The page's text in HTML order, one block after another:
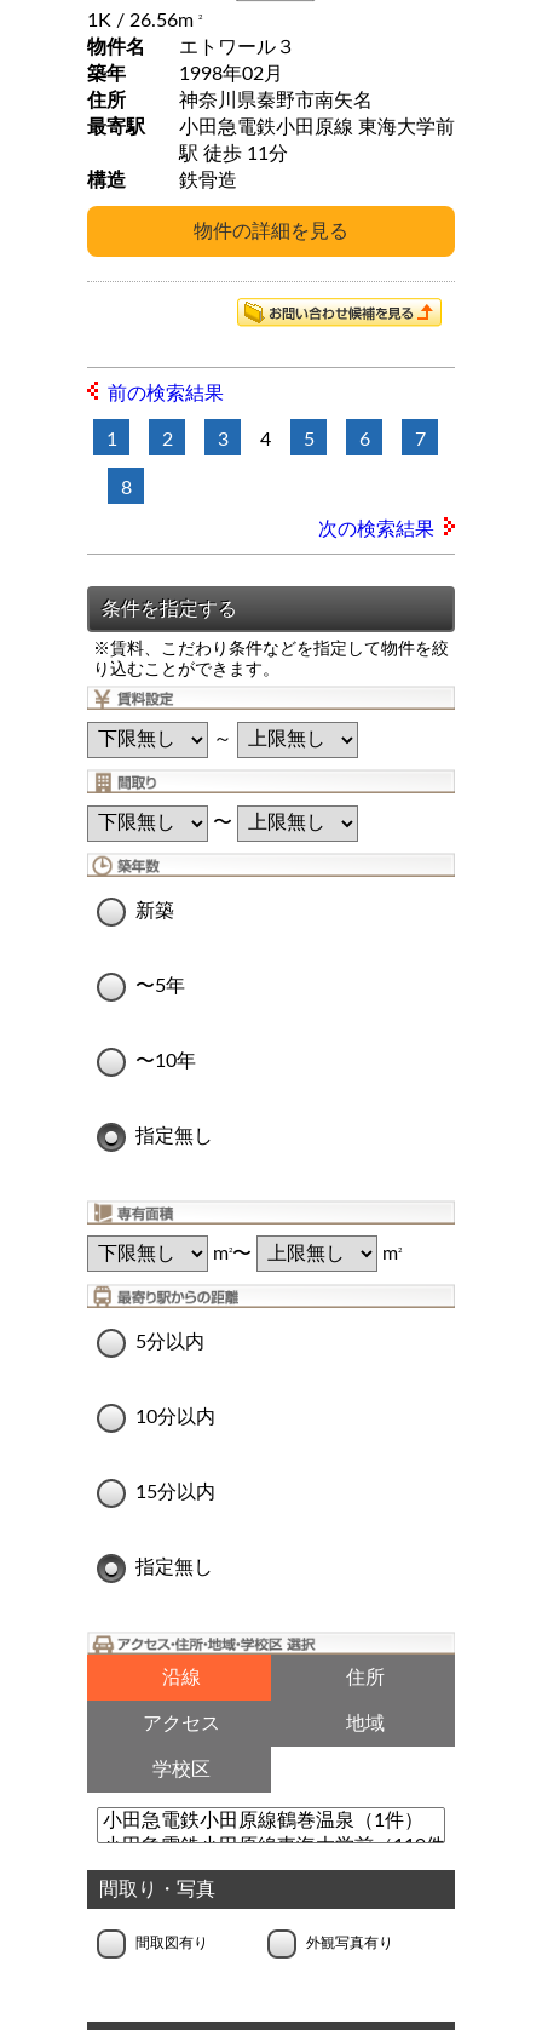
1K / 26.56m 2
物件名
エトワール３
築年
1998年02月
住所
神奈川県秦野市南矢名
最寄駅
小田急電鉄小田原線 東海大学前
駅 徒歩 11分
構造
鉄骨造
前の検索結果
1 2 3 4 5 6 7
8
次の検索結果
※賃料、こだわり条件などを指定して物件を絞
り込むことができます。
～
〜
新築
〜5年
〜10年
指定無し
m2〜 m2
5分以内
10分以内
15分以内
指定無し
沿線 住所
アクセス 地域
学校区
間取り・写真
間取図有り 外観写真有り